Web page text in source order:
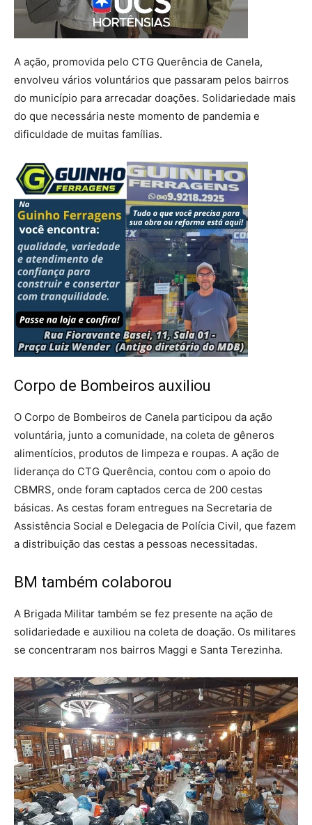
A ação, promovida pelo CTG Querência de Canela,
envolveu vários voluntários que passaram pelos bairros
do município para arrecadar doações. Solidariedade mais
do que necessária neste momento de pandemia e
dificuldade de muitas famílias.
Corpo de Bombeiros auxiliou
O Corpo de Bombeiros de Canela participou da ação
voluntária, junto a comunidade, na coleta de gêneros
alimentícios, produtos de limpeza e roupas. A ação de
liderança do CTG Querência, contou com o apoio do
CBMRS, onde foram captados cerca de 200 cestas
básicas. As cestas foram entregues na Secretaria de
Assistência Social e Delegacia de Polícia Civil, que fazem
a distribuição das cestas a pessoas necessitadas.
BM também colaborou
A Brigada Militar também se fez presente na ação de
solidariedade e auxiliou na coleta de doação. Os militares
se concentraram nos bairros Maggi e Santa Terezinha.